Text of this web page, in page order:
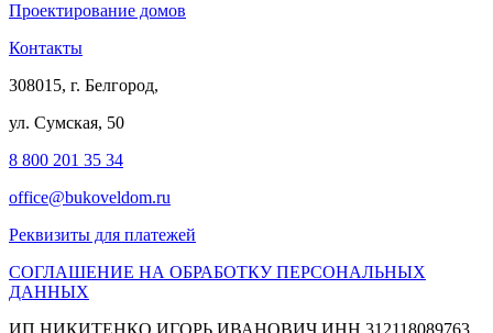
Проектирование домов
Контакты
308015, г. Белгород,
ул. Сумская, 50
8 800 201 35 34
office@bukoveldom.ru
Реквизиты для платежей
СОГЛАШЕНИЕ НА ОБРАБОТКУ ПЕРСОНАЛЬНЫХ
ДАННЫХ